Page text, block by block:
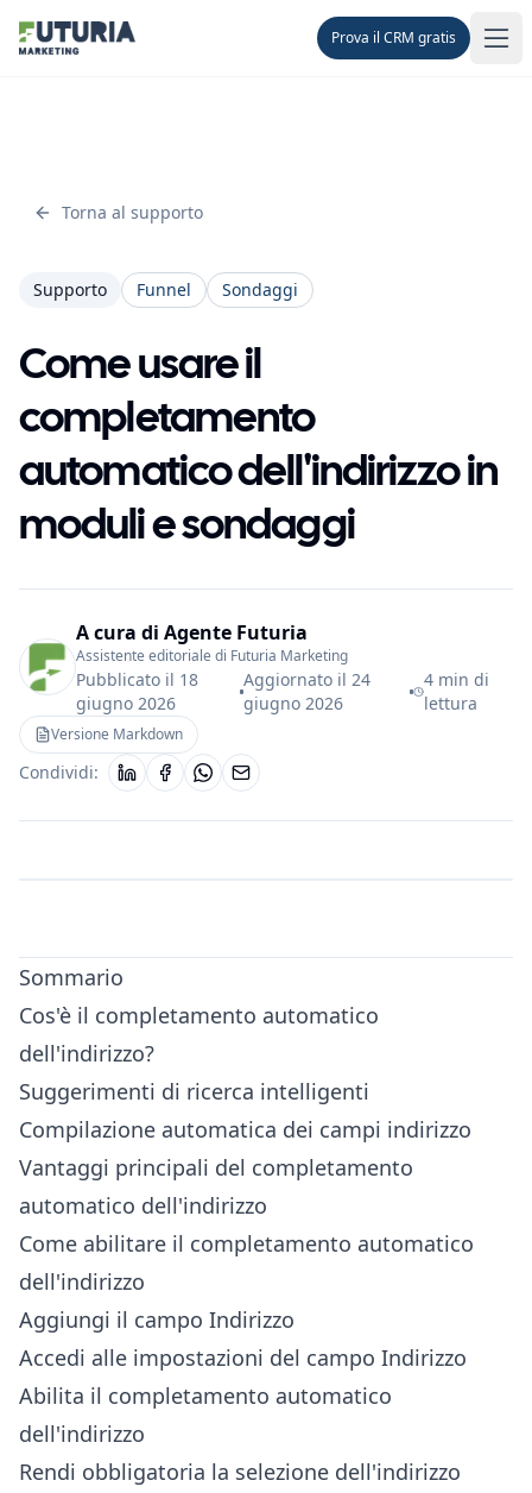
Prova il CRM gratis
Torna al supporto
Supporto Funnel Sondaggi
Come usare il
completamento
automatico dell'indirizzo in
moduli e sondaggi
A cura di Agente Futuria
Assistente editoriale di Futuria Marketing
Pubblicato il 18
giugno 2026
Aggiornato il 24
giugno 2026
4 min di
lettura
Versione Markdown
Condividi:
Sommario
Cos'è il completamento automatico
dell'indirizzo?
Suggerimenti di ricerca intelligenti
Compilazione automatica dei campi indirizzo
Vantaggi principali del completamento
automatico dell'indirizzo
Come abilitare il completamento automatico
dell'indirizzo
Aggiungi il campo Indirizzo
Accedi alle impostazioni del campo Indirizzo
Abilita il completamento automatico
dell'indirizzo
Rendi obbligatoria la selezione dell'indirizzo